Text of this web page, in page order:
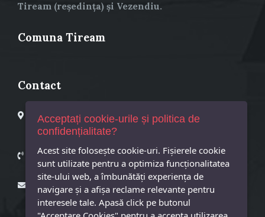
Tiream (reședința) și Vezendiu.
Comuna Tiream
Contact
Primaria Comuna Tiream
Tiream, Str. Principala, Nr. 25
Cod postal 447325
Primar – 0261873601
Secretar – 0261873718
primaria@tiream.ro
Acceptați cookie-urile și politica de
confidențialitate?
Acest site foloseşte cookie-uri. Fișierele cookie
sunt utilizate pentru a optimiza funcţionalitatea
site-ului web, a îmbunătăţi experienţa de
navigare şi a afişa reclame relevante pentru
interesele tale. Apasă click pe butonul